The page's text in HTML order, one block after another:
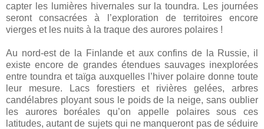
capter les lumières hivernales sur la toundra. Les journées
seront consacrées à l’exploration de territoires encore
vierges et les nuits à la traque des aurores polaires !
Au nord-est de la Finlande et aux confins de la Russie, il
existe encore de grandes étendues sauvages inexplorées
entre toundra et taïga auxquelles l’hiver polaire donne toute
leur mesure. Lacs forestiers et rivières gelées, arbres
candélabres ployant sous le poids de la neige, sans oublier
les aurores boréales qu’on appelle polaires sous ces
latitudes, autant de sujets qui ne manqueront pas de séduire